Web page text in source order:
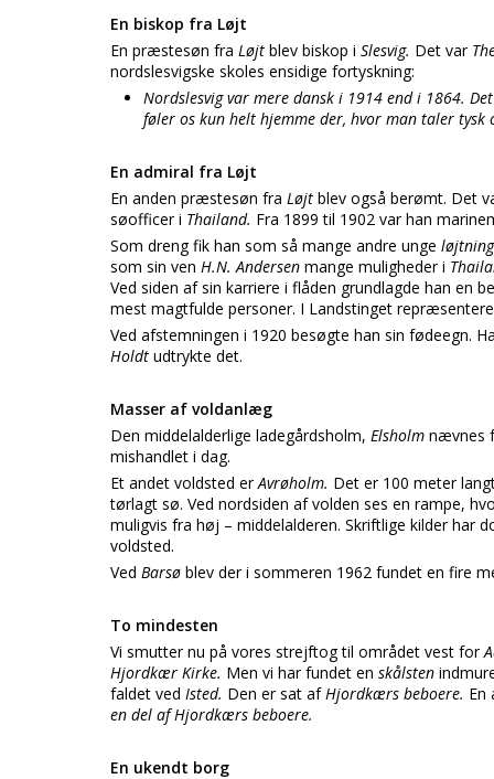
En biskop fra Løjt
En præstesøn fra Løjt blev biskop i Slesvig. Det var
nordslesvigske skoles ensidige fortyskning:
Nordslesvig var mere dansk i 1914 end i 1864.
føler os kun helt hjemme der, hvor man taler tysk
En admiral fra Løjt
En anden præstesøn fra Løjt blev også berømt. Det
søofficer i Thailand. Fra 1899 til 1902 var han
Som dreng fik han som så mange andre unge
som sin ven H.N. Andersen mange muligheder i
Ved siden af sin karriere i flåden grundlagde han en
mest magtfulde personer. I Landstinget
Ved afstemningen i 1920 besøgte han sin fødeegn.
Holdt udtrykte det.
Masser af voldanlæg
Den middelalderlige ladegårdsholm, Elsholm nævnes
mishandlet i dag.
Et andet voldsted erAvrøholm. Det er 100 meter
tørlagt sø. Ved nordsiden af volden ses en rampe,
muligvis fra høj – middelalderen. Skriftlige kilder har
voldsted.
Ved Barsø blev der i sommeren 1962 fundet en fire
To mindesten
Vi smutter nu på vores strejftog til området vest for
Hjordkær Kirke. Men vi har fundet en skålsten
faldet ved Isted. Den er sat afHjordkærs beboere. En
en del af Hjordkærs beboere.
En ukendt borg